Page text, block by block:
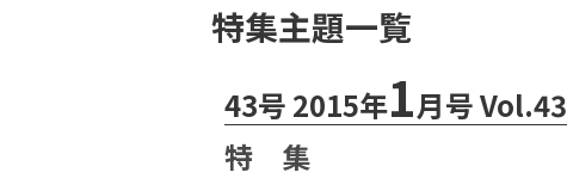
特集主題一覧
43号 2015年1月号 Vol.43
特 集